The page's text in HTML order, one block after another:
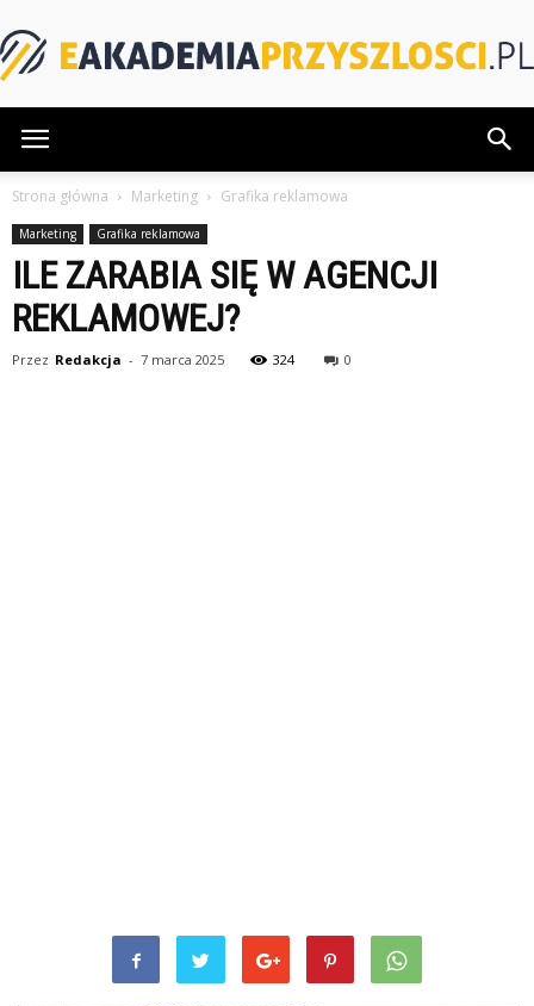
Strona główna Marketing Grafika reklamowa
Marketing Grafika reklamowa
ILE ZARABIA SIĘ W AGENCJI
REKLAMOWEJ?
Przez Redakcja - 7 marca 2025 324 0